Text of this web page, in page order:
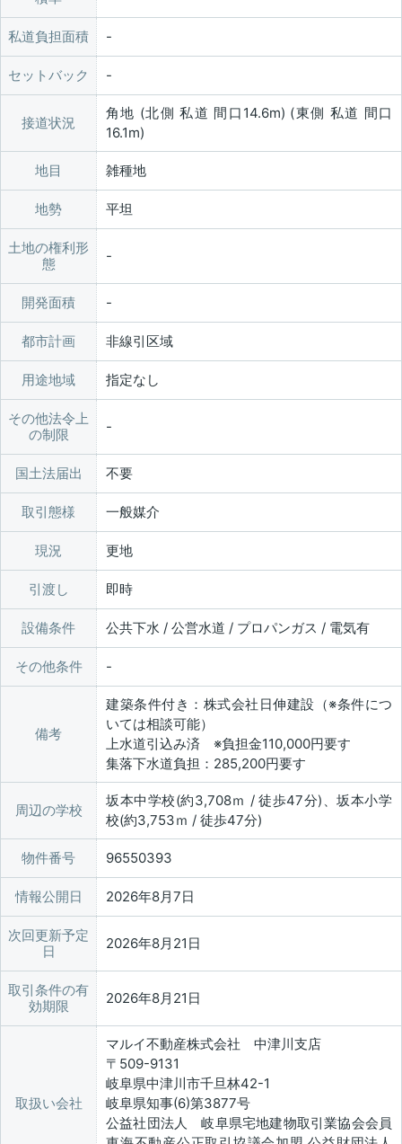
私道負担面積
セットバック
接道状況
角地 (北側 私道 間口14.6m) (東側 私道 間口
16.1m)
地目 雑種地
地勢 平坦
土地の権利形
態
開発面積
都市計画 非線引区域
用途地域 指定なし
その他法令上
の制限
国土法届出 不要
取引態様 一般媒介
現況 更地
引渡し 即時
設備条件 公共下水 / 公営水道 / プロパンガス / 電気有
その他条件
備考
建築条件付き：株式会社日伸建設（※条件につ
いては相談可能）
上水道引込み済 ※負担金110,000円要す
集落下水道負担：285,200円要す
周辺の学校
坂本中学校(約3,708ｍ / 徒歩47分)、坂本小学
校(約3,753ｍ / 徒歩47分)
物件番号 96550393
情報公開日 2026年8月7日
次回更新予定
日
2026年8月21日
取引条件の有
効期限
2026年8月21日
取扱い会社
マルイ不動産株式会社 中津川支店
〒509-9131
岐阜県中津川市千旦林42-1
岐阜県知事(6)第3877号
公益社団法人 岐阜県宅地建物取引業協会会員